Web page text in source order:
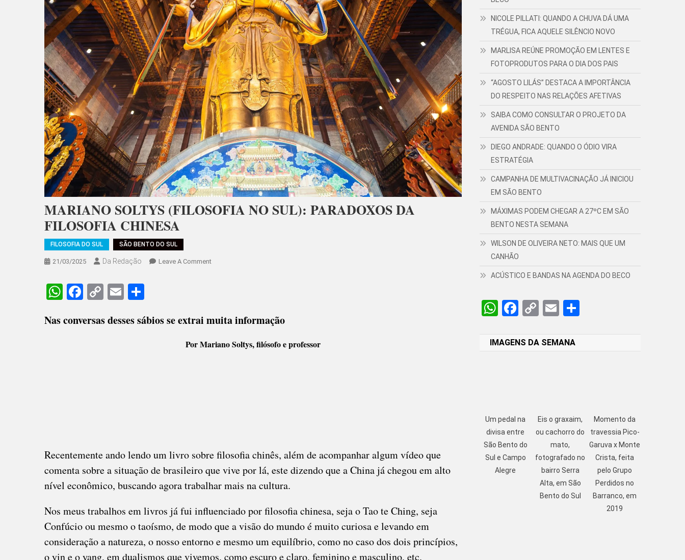
MARIANO SOLTYS (FILOSOFIA NO SUL): PARADOXOS DA
FILOSOFIA CHINESA
FILOSOFIA DO SUL SÃO BENTO DO SUL
21/03/2025 Da Redação Leave A CommentOn
SUL):
DA
WhatsApp
Facebook
CopyEmail
Nas conversas desses sábios se extrai muita informação
Por Mariano Soltys, filósofo e professor
Recentemente ando lendo um livro sobre filosofia chinês, além de acompanhar algum vídeo que
comenta sobre a situação de brasileiro que vive por lá, este dizendo que a China já chegou em alto
nível econômico, buscando agora trabalhar mais na cultura.
Nos meus trabalhos em livros já fui influenciado por filosofia chinesa, seja o Tao te Ching, seja
Confúcio ou mesmo o taoísmo, de modo que a visão do mundo é muito curiosa e levando em
consideração a natureza, o nosso entorno e mesmo um equilíbrio, como no caso dos dois princípios,
o yin e o yang, em dualismos que vivemos, como escuro e claro, feminino e masculino, etc.
NICOLE PILLATI: QUANDO A CHUVA DÁ UMA
TRÉGUA, FICA AQUELE SILÊNCIO NOVO
MARLISA REÚNE PROMOÇÃO EM LENTES E
FOTOPRODUTOS PARA O DIA DOS PAIS
“AGOSTO LILÁS” DESTACA A IMPORTÂNCIA
DO RESPEITO NAS RELAÇÕES AFETIVAS
SAIBA COMO CONSULTAR O PROJETO DA
AVENIDA SÃO BENTO
DIEGO ANDRADE: QUANDO O ÓDIO VIRA
ESTRATÉGIA
CAMPANHA DE MULTIVACINAÇÃO JÁ INICIOU
EM SÃO BENTO
MÁXIMAS PODEM CHEGAR A 27ºC EM SÃO
BENTO NESTA SEMANA
WILSON DE OLIVEIRA NETO: MAIS QUE UM
CANHÃO
ACÚSTICO E BANDAS NA AGENDA DO BECO
WhatsApp
Facebook
CopyEmail
IMAGENS DA SEMANA
Um pedal na
divisa entre
São Bento do
Sul e Campo
Alegre
Eis o graxaim,
ou cachorro do
mato,
fotografado no
bairro Serra
Alta, em São
Bento do Sul
Momento da
travessia Pico-
Garuva x Monte
Crista, feita
pelo Grupo
Perdidos no
Barranco, em
2019